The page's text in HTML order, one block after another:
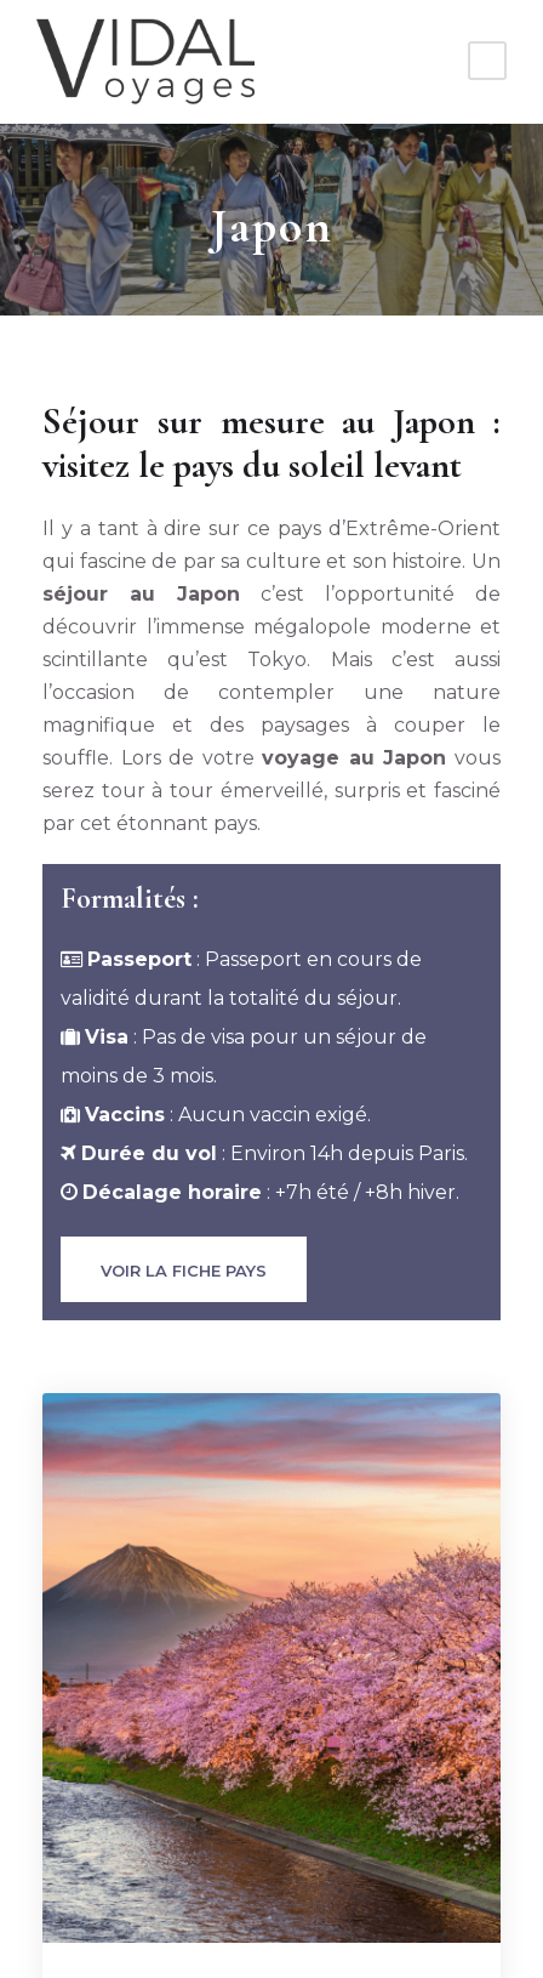
Japon
Séjour sur mesure au Japon :
visitez le pays du soleil levant
Il y a tant à dire sur ce pays d’Extrême-Orient
qui fascine de par sa culture et son histoire. Un
séjour au Japon c’est l’opportunité de
découvrir l’immense mégalopole moderne et
scintillante qu’est Tokyo. Mais c’est aussi
l’occasion de contempler une nature
magnifique et des paysages à couper le
souffle. Lors de votrevoyage au Japon vous
serez tour à tour émerveillé, surpris et fasciné
par cet étonnant pays.
Formalités :
Passeport : Passeport en cours de
validité durant la totalité du séjour.
Visa : Pas de visa pour un séjour de
moins de 3 mois.
Vaccins : Aucun vaccin exigé.
Durée du vol : Environ 14h depuis Paris.
Décalage horaire : +7h été / +8h hiver.
VOIR LA FICHE PAYS